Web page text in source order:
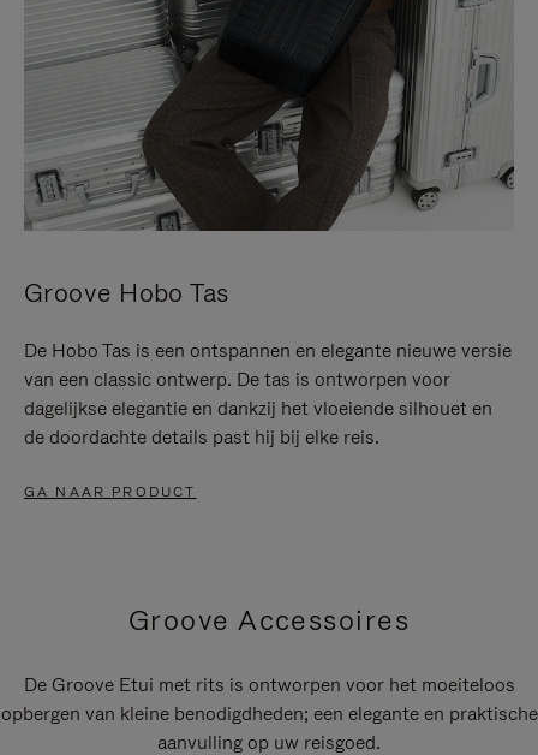
Groove Hobo Tas
De Hobo Tas is een ontspannen en elegante nieuwe versie
van een classic ontwerp. De tas is ontworpen voor
dagelijkse elegantie en dankzij het vloeiende silhouet en
de doordachte details past hij bij elke reis.
GA NAAR PRODUCT
Groove Accessoires
De Groove Etui met rits is ontworpen voor het moeiteloos
opbergen van kleine benodigdheden; een elegante en praktische
aanvulling op uw reisgoed.